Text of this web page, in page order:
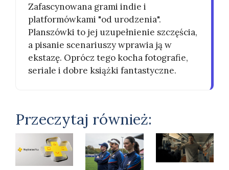
Zafascynowana grami indie i
platformówkami "od urodzenia".
Planszówki to jej uzupełnienie szczęścia,
a pisanie scenariuszy wprawia ją w
ekstazę. Oprócz tego kocha fotografie,
seriale i dobre książki fantastyczne.
Przeczytaj również: